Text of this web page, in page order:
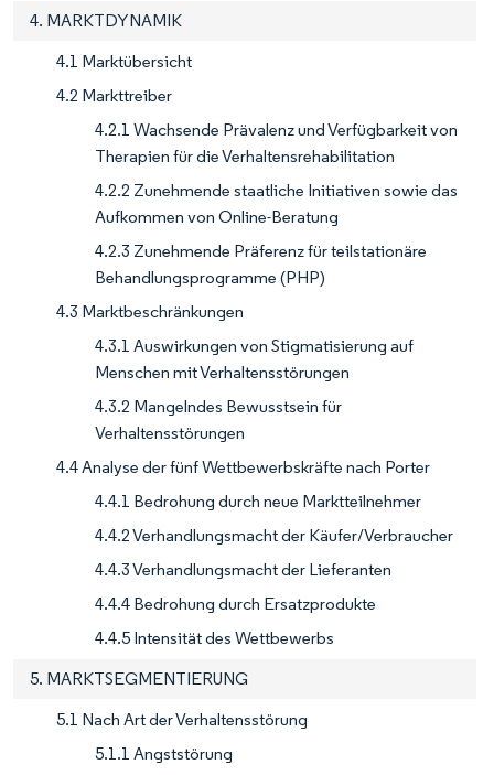
4. MARKTDYNAMIK
4.1 Marktübersicht
4.2 Markttreiber
4.2.1 Wachsende Prävalenz und Verfügbarkeit von
Therapien für die Verhaltensrehabilitation
4.2.2 Zunehmende staatliche Initiativen sowie das
Aufkommen von Online-Beratung
4.2.3 Zunehmende Präferenz für teilstationäre
Behandlungsprogramme (PHP)
4.3 Marktbeschränkungen
4.3.1 Auswirkungen von Stigmatisierung auf
Menschen mit Verhaltensstörungen
4.3.2 Mangelndes Bewusstsein für
Verhaltensstörungen
4.4 Analyse der fünf Wettbewerbskräfte nach Porter
4.4.1 Bedrohung durch neue Marktteilnehmer
4.4.2 Verhandlungsmacht der Käufer/Verbraucher
4.4.3 Verhandlungsmacht der Lieferanten
4.4.4 Bedrohung durch Ersatzprodukte
4.4.5 Intensität des Wettbewerbs
5. MARKTSEGMENTIERUNG
5.1 Nach Art der Verhaltensstörung
5.1.1 Angststörung